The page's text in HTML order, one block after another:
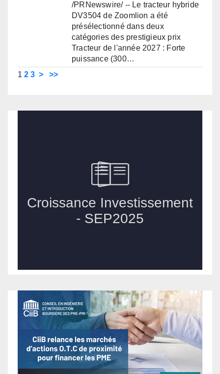
/PRNewswire/ -- Le tracteur hybride
DV3504 de Zoomlion a été
présélectionné dans deux
catégories des prestigieux prix
Tracteur de l'année 2027 : Forte
puissance (300…
1 2 3 > >>